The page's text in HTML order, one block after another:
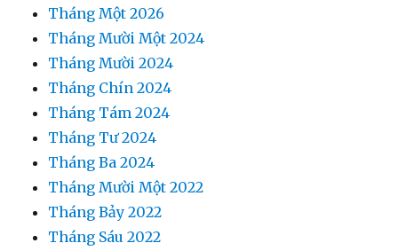
Tháng Một 2026
Tháng Mười Một 2024
Tháng Mười 2024
Tháng Chín 2024
Tháng Tám 2024
Tháng Tư 2024
Tháng Ba 2024
Tháng Mười Một 2022
Tháng Bảy 2022
Tháng Sáu 2022